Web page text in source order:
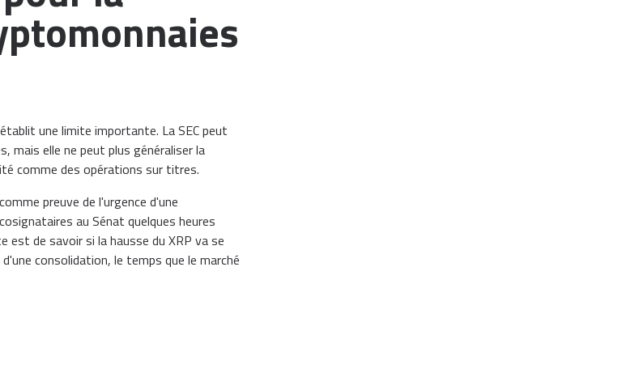
une limite importante. La SEC peut
elle ne peut plus généraliser la
comme des opérations sur titres.
preuve de l'urgence d'une
au Sénat quelques heures
est de savoir si la hausse du XRP va se
consolidation, le temps que le marché